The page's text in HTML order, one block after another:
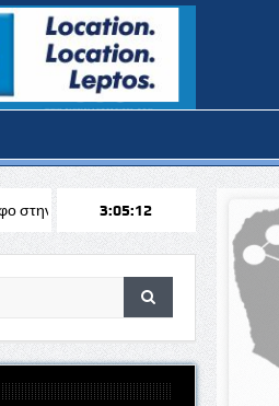
στη Σάλτσμπουργκ για το Europa
3:05:13